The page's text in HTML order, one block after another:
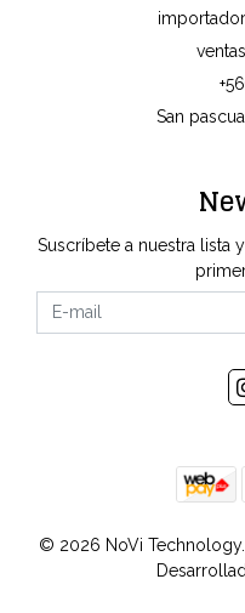
San
Suscríbete a nuestra lista
© 2026 NoVi